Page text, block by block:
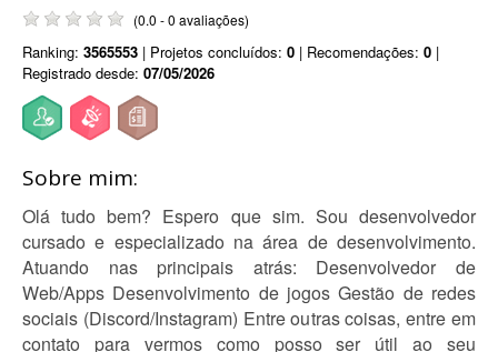
(0.0 - 0 avaliações)
Ranking: 3565553 | Projetos concluídos: 0 | Recomendações: 0 |
Registrado desde: 07/05/2026
Sobre mim:
Olá tudo bem? Espero que sim. Sou desenvolvedor
cursado e especializado na área de desenvolvimento.
Atuando nas principais atrás: Desenvolvedor de
Web/Apps Desenvolvimento de jogos Gestão de redes
sociais (Discord/Instagram) Entre outras coisas, entre em
contato para vermos como posso ser útil ao seu